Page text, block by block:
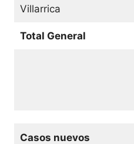
Villarrica
Total General
Casos nuevos